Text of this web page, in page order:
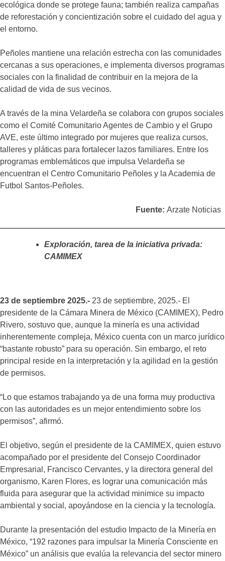
ecológica donde se protege fauna; también realiza campañas
de reforestación y concientización sobre el cuidado del agua y
el entorno.
Peñoles mantiene una relación estrecha con las comunidades
cercanas a sus operaciones, e implementa diversos programas
sociales con la finalidad de contribuir en la mejora de la
calidad de vida de sus vecinos.
A través de la mina Velardeña se colabora con grupos sociales
como el Comité Comunitario Agentes de Cambio y el Grupo
AVE, este último integrado por mujeres que realiza cursos,
talleres y pláticas para fortalecer lazos familiares. Entre los
programas emblemáticos que impulsa Velardeña se
encuentran el Centro Comunitario Peñoles y la Academia de
Futbol Santos-Peñoles.
Fuente: Arzate Noticias
Exploración, tarea de la iniciativa privada:
CAMIMEX
23 de septiembre 2025.- 23 de septiembre, 2025.- El
presidente de la Cámara Minera de México (CAMIMEX), Pedro
Rivero, sostuvo que, aunque la minería es una actividad
inherentemente compleja, México cuenta con un marco jurídico
“bastante robusto” para su operación. Sin embargo, el reto
principal reside en la interpretación y la agilidad en la gestión
de permisos.
“Lo que estamos trabajando ya de una forma muy productiva
con las autoridades es un mejor entendimiento sobre los
permisos”, afirmó.
El objetivo, según el presidente de la CAMIMEX, quien estuvo
acompañado por el presidente del Consejo Coordinador
Empresarial, Francisco Cervantes, y la directora general del
organismo, Karen Flores, es lograr una comunicación más
fluida para asegurar que la actividad minimice su impacto
ambiental y social, apoyándose en la ciencia y la tecnología.
Durante la presentación del estudio Impacto de la Minería en
México, “192 razones para impulsar la Minería Consciente en
México” un análisis que evalúa la relevancia del sector minero